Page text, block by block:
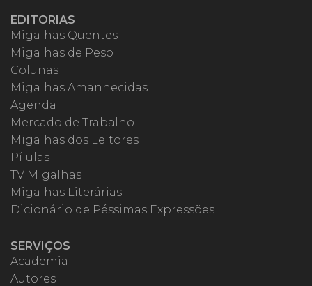
EDITORIAS
Migalhas Quentes
Migalhas de Peso
Colunas
Migalhas Amanhecidas
Agenda
Mercado de Trabalho
Migalhas dos Leitores
Pílulas
TV Migalhas
Migalhas Literárias
Dicionário de Péssimas Expressões
SERVIÇOS
Academia
Autores